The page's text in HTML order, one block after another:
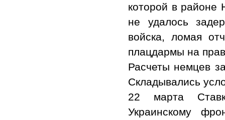
которой в районе
не удалось
войска, ломая
плацдармы на
Расчеты немцев
Складывались
22 марта
Украинскому